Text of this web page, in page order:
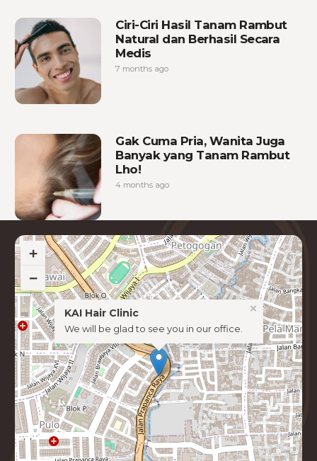
Ciri-Ciri Hasil Tanam Rambut
Natural dan Berhasil Secara
Medis
7 months ago
Gak Cuma Pria, Wanita Juga
Banyak yang Tanam Rambut
Lho!
4 months ago
KAI Hair Clinic
We will be glad to see you in our office.
×
+
−